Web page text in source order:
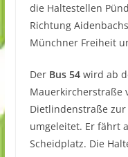
die Haltestellen
Richtung
Münchner Freiheit
DerBus 54wird ab
Mauerkircherstraße
Dietlindenstraße zur
umgeleitet. Er fährt
Scheidplatz. Die